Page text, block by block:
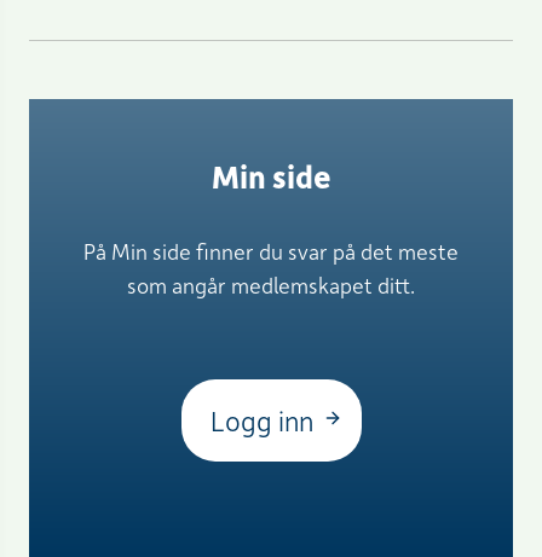
Min side
På Min side finner du svar på det meste
som angår medlemskapet ditt.
Logg inn